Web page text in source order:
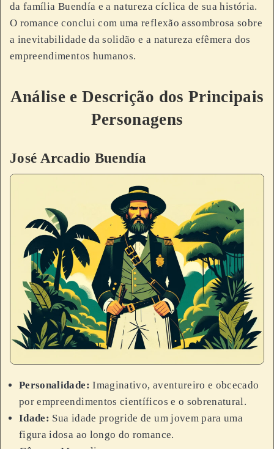
da família Buendía e a natureza cíclica de sua história.
O romance conclui com uma reflexão assombrosa sobre
a inevitabilidade da solidão e a natureza efêmera dos
empreendimentos humanos.
Análise e Descrição dos Principais
Personagens
José Arcadio Buendía
Personalidade: Imaginativo, aventureiro e obcecado
por empreendimentos científicos e o sobrenatural.
Idade: Sua idade progride de um jovem para uma
figura idosa ao longo do romance.